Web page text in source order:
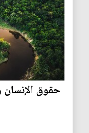
حقوق الإنسان